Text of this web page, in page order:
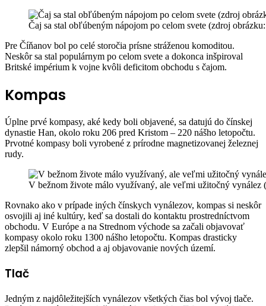
Čaj sa stal obľúbeným nápojom po celom svete (zdroj
Pre Číňanov bol po celé storočia prísne stráženou komoditou.
Neskôr sa stal populárnym po celom svete a dokonca inšpiroval
Britské impérium k vojne kvôli deficitom obchodu s čajom.
Kompas
Úplne prvé kompasy, aké kedy boli objavené, sa datujú do čínskej
dynastie Han, okolo roku 206 pred Kristom – 220 nášho letopočtu.
Prvotné kompasy boli vyrobené z prírodne magnetizovanej železnej
rudy.
V bežnom živote málo využívaný, ale veľmi užitočný vynález
Rovnako ako v prípade iných čínskych vynálezov, kompas si neskôr
osvojili aj iné kultúry, keď sa dostali do kontaktu prostredníctvom
obchodu. V Európe a na Strednom východe sa začali objavovať
kompasy okolo roku 1300 nášho letopočtu. Kompas drasticky
zlepšil námorný obchod a aj objavovanie nových území.
Tlač
Jedným z najdôležitejších vynálezov všetkých čias bol vývoj tlače.